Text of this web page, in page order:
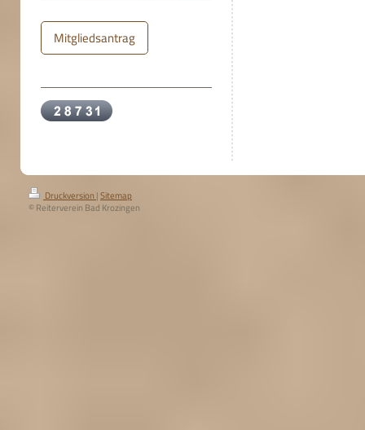
Mitgliedsantrag
Druckversion |Sitemap
© Reiterverein Bad Krozingen